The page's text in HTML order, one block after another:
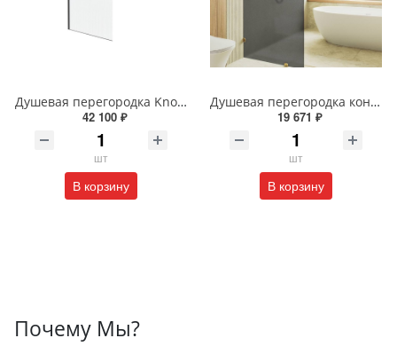
Душевая перегородка Knotlor VELUM RIPPLE WI120CG1GM 120х200 см оружейная сталь
42 100 ₽
шт
В корзину
Душевая перегородка коннектор стена-стекло MaybahGlass MGD-271-3 195x79 см стекло графит матовое
19 671 ₽
шт
В корзину
Почему Мы?